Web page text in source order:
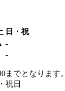
日・祝
-
-
までとなります。
祝日